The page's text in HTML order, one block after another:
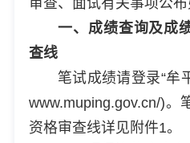
一、成绩查询及成
查线
笔试成绩请登录“牟
www.muping.gov.cn/)。
资格审查线详见附件1。